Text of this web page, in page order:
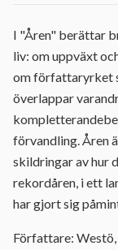
I "Åren" berättar
liv: om uppväxt
om författaryrket
överlappar
förvandling. Åren
skildringar av hur
rekordåren, i ett
har gjort sig
Författare: